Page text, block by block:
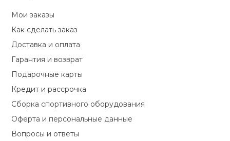
Мои заказы
Как сделать заказ
Доставка и оплата
Гарантия и возврат
Подарочные карты
Кредит и рассрочка
Сборка спортивного оборудования
Оферта и персональные данные
Вопросы и ответы